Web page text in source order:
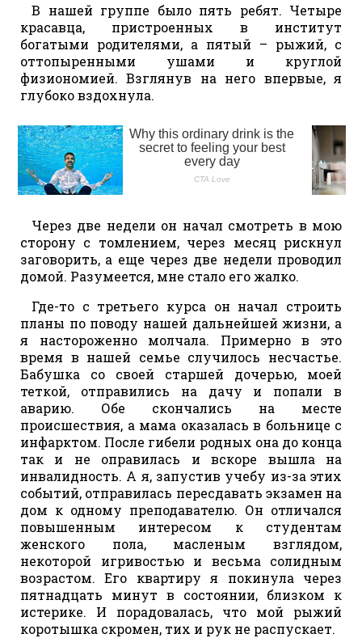
В нашей группе было пять ребят. Четыре
красавца, пристроенных в институт
богатыми родителями, а пятый – рыжий, с
оттопыренными ушами и круглой
физиономией. Взглянув на него впервые, я
глубоко вздохнула.
Через две недели он начал смотреть в мою
сторону с томлением, через месяц рискнул
заговорить, а еще через две недели проводил
домой. Разумеется, мне стало его жалко.
Где-то с третьего курса он начал строить
планы по поводу нашей дальнейшей жизни, а
я настороженно молчала. Примерно в это
время в нашей семье случилось несчастье.
Бабушка со своей старшей дочерью, моей
теткой, отправились на дачу и попали в
аварию. Обе скончались на месте
происшествия, а мама оказалась в больнице с
инфарктом. После гибели родных она до конца
так и не оправилась и вскоре вышла на
инвалидность. А я, запустив учебу из-за этих
событий, отправилась пересдавать экзамен на
дом к одному преподавателю. Он отличался
повышенным интересом к студентам
женского пола, масленым взглядом,
некоторой игривостью и весьма солидным
возрастом. Его квартиру я покинула через
пятнадцать минут в состоянии, близком к
истерике. И порадовалась, что мой рыжий
коротышка скромен, тих и рук не распускает.